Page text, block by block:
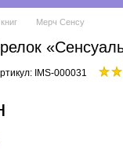
Мерч Сенсу
IMS-000031